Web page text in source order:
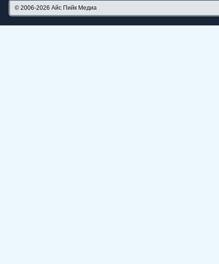
© 2006-2026 Айс Пийк Медиа